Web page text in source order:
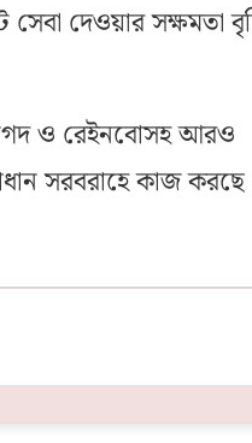
দেওয়ার সক্ষমতা
নগদ ও রেইনবোসহ আরও
সরবরাহে কাজ